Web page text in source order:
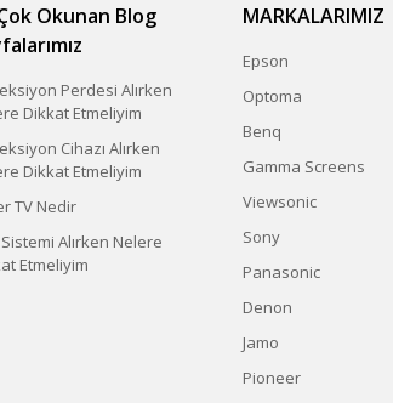
Okunan Blog
Perdesi Alırken
Dikkat Etmeliyim
Cihazı Alırken
Dikkat Etmeliyim
TV Nedir
Alırken Nelere
Etmeliyim
MARKALARIMIZ
Epson
Optoma
Benq
Gamma Screens
Viewsonic
Sony
Panasonic
Denon
Jamo
Pioneer